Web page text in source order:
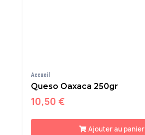
Accueil
Queso Oaxaca 250gr
10,50 €
Ajouter au panier